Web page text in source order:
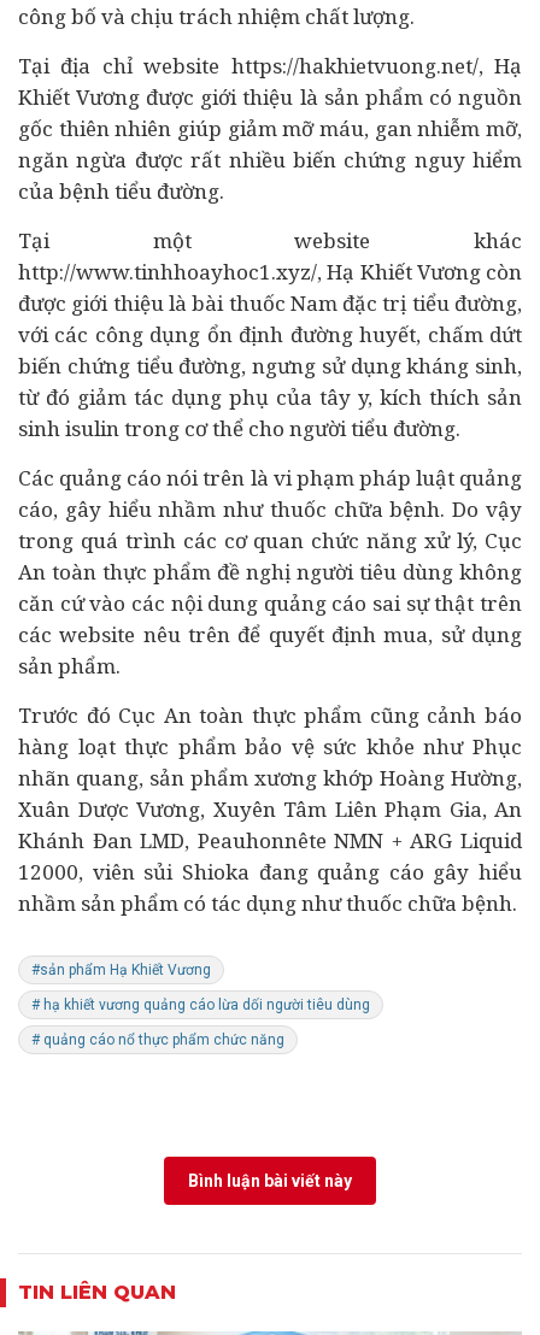
công bố và chịu trách nhiệm chất lượng.
Tại địa chỉ website https://hakhietvuong.net/, Hạ
Khiết Vương được giới thiệu là sản phẩm có nguồn
gốc thiên nhiên giúp giảm mỡ máu, gan nhiễm mỡ,
ngăn ngừa được rất nhiều biến chứng nguy hiểm
của bệnh tiểu đường.
Tại một website khác
http://www.tinhhoayhoc1.xyz/, Hạ Khiết Vương còn
được giới thiệu là bài thuốc Nam đặc trị tiểu đường,
với các công dụng ổn định đường huyết, chấm dứt
biến chứng tiểu đường, ngưng sử dụng kháng sinh,
từ đó giảm tác dụng phụ của tây y, kích thích sản
sinh isulin trong cơ thể cho người tiểu đường.
Các quảng cáo nói trên là vi phạm pháp luật quảng
cáo, gây hiểu nhầm như thuốc chữa bệnh. Do vậy
trong quá trình các cơ quan chức năng xử lý, Cục
An toàn thực phẩm đề nghị ngườitiêu dùng không
căn cứ vào các nội dung quảng cáo sai sự thật trên
các website nêu trên để quyết định mua, sử dụng
sản phẩm.
Trước đó Cục An toàn thực phẩm cũng cảnh báo
hàng loạt thực phẩm bảo vệ sức khỏe như Phục
nhãn quang, sản phẩm xương khớp Hoàng Hường,
Xuân Dược Vương, Xuyên Tâm Liên Phạm Gia, An
Khánh Đan LMD, Peauhonnête NMN + ARG Liquid
12000, viên sủi Shioka đang quảng cáo gây hiểu
nhầm sản phẩm có tác dụng như thuốc chữa bệnh.
#sản phẩm Hạ Khiết Vương
# hạ khiết vương quảng cáo lừa dối người tiêu dùng
# quảng cáo nổ thực phẩm chức năng
Bình luận bài viết này
TIN LIÊN QUAN